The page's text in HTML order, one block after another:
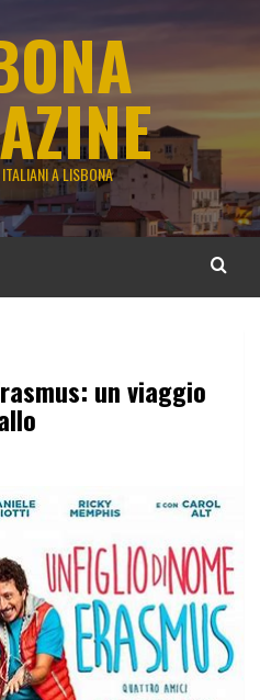
A LISBONA
un viaggio